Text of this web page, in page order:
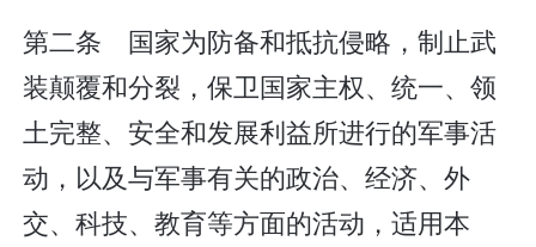
第二条 国家为防备和抵抗侵略，制止武
装颠覆和分裂，保卫国家主权、统一、领
土完整、安全和发展利益所进行的军事活
动，以及与军事有关的政治、经济、外
交、科技、教育等方面的活动，适用本